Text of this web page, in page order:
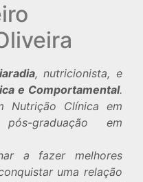
, nutricionista, e
e Comportamental.
Nutrição Clínica em
graduação em
a fazer melhores
uma relação